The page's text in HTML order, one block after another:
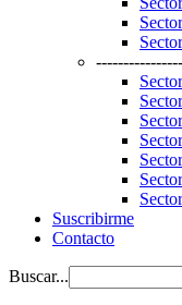
Suscribirme
Contacto
Buscar...